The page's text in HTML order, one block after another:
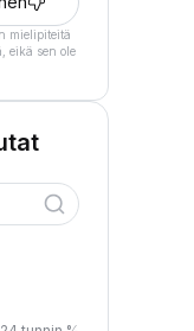
mielipiteitä
eikä sen ole